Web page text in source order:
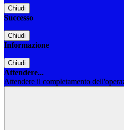
Chiudi
Successo
Chiudi
Informazione
Chiudi
Attendere...
Attendere il completamento